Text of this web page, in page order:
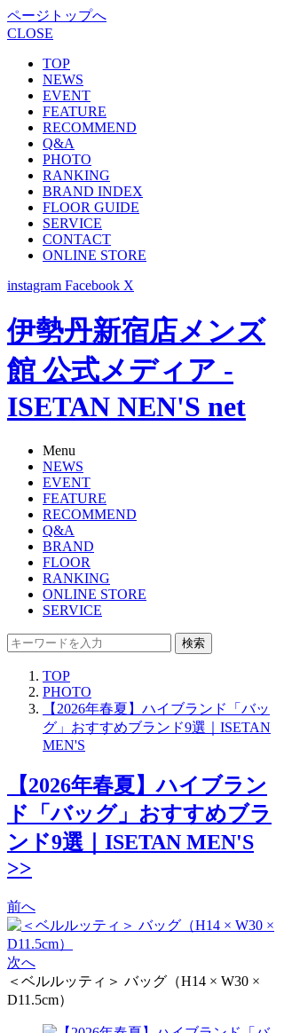
ページトップへ
CLOSE
TOP
NEWS
EVENT
FEATURE
RECOMMEND
Q&A
PHOTO
RANKING
BRAND INDEX
FLOOR GUIDE
SERVICE
CONTACT
ONLINE STORE
instagram Facebook X
伊勢丹新宿店メンズ
館 公式メディア -
ISETAN NEN'S net
Menu
NEWS
EVENT
FEATURE
RECOMMEND
Q&A
BRAND
FLOOR
RANKING
ONLINE STORE
SERVICE
検索
TOP
PHOTO
【2026年春夏】ハイブランド「バッ
グ」おすすめブランド9選｜ISETAN
MEN'S
【2026年春夏】ハイブラン
ド「バッグ」おすすめブラ
ンド9選｜ISETAN MEN'S
>>
前へ
次へ
＜ベルルッティ＞ バッグ（H14 × W30 ×
D11.5cm）